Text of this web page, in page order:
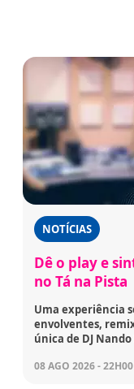
NOTÍCIAS
Dê o play e
no Tá na Pista
Uma experiência
envolventes,
única de DJ
08 AGO 2026 - 22H00